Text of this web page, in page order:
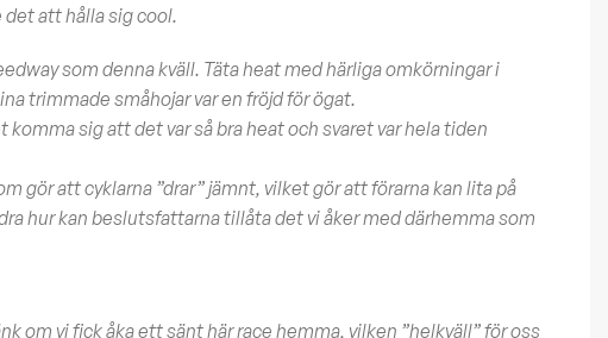
det att hålla sig cool.
som denna kväll. Täta heat med härliga omkörningar i
trimmade småhojar var en fröjd för ögat.
sig att det var så bra heat och svaret var hela tiden
gör att cyklarna ”drar” jämnt, vilket gör att förarna kan lita på
hur kan beslutsfattarna tillåta det vi åker med därhemma som
om vi fick åka ett sänt här race hemma, vilken ”helkväll” för oss